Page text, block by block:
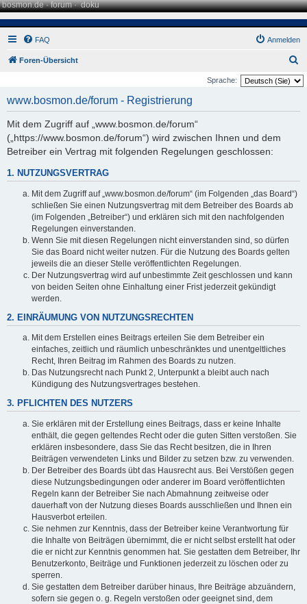
bosmon.de·forum·doku
FAQ Anmelden
Foren-Übersicht
u
Sprache:
www.bosmon.de/forum - Registrierung
Mit dem Zugriff auf „www.bosmon.de/forum“
(„https://www.bosmon.de/forum“) wird zwischen Ihnen und dem
Betreiber ein Vertrag mit folgenden Regelungen geschlossen:
1. NUTZUNGSVERTRAG
Mit dem Zugriff auf „www.bosmon.de/forum“ (im Folgenden „das Board“)
schließen Sie einen Nutzungsvertrag mit dem Betreiber des Boards ab
(im Folgenden „Betreiber“) und erklären sich mit den nachfolgenden
Regelungen einverstanden.
Wenn Sie mit diesen Regelungen nicht einverstanden sind, so dürfen
Sie das Board nicht weiter nutzen. Für die Nutzung des Boards gelten
jeweils die an dieser Stelle veröffentlichten Regelungen.
Der Nutzungsvertrag wird auf unbestimmte Zeit geschlossen und kann
von beiden Seiten ohne Einhaltung einer Frist jederzeit gekündigt
werden.
2. EINRÄUMUNG VON NUTZUNGSRECHTEN
Mit dem Erstellen eines Beitrags erteilen Sie dem Betreiber ein
einfaches, zeitlich und räumlich unbeschränktes und unentgeltliches
Recht, Ihren Beitrag im Rahmen des Boards zu nutzen.
Das Nutzungsrecht nach Punkt 2, Unterpunkt a bleibt auch nach
Kündigung des Nutzungsvertrages bestehen.
3. PFLICHTEN DES NUTZERS
Sie erklären mit der Erstellung eines Beitrags, dass er keine Inhalte
enthält, die gegen geltendes Recht oder die guten Sitten verstoßen. Sie
erklären insbesondere, dass Sie das Recht besitzen, die in Ihren
Beiträgen verwendeten Links und Bilder zu setzen bzw. zu verwenden.
Der Betreiber des Boards übt das Hausrecht aus. Bei Verstößen gegen
diese Nutzungsbedingungen oder anderer im Board veröffentlichten
Regeln kann der Betreiber Sie nach Abmahnung zeitweise oder
dauerhaft von der Nutzung dieses Boards ausschließen und Ihnen ein
Hausverbot erteilen.
Sie nehmen zur Kenntnis, dass der Betreiber keine Verantwortung für
die Inhalte von Beiträgen übernimmt, die er nicht selbst erstellt hat oder
die er nicht zur Kenntnis genommen hat. Sie gestatten dem Betreiber, Ihr
Benutzerkonto, Beiträge und Funktionen jederzeit zu löschen oder zu
sperren.
Sie gestatten dem Betreiber darüber hinaus, Ihre Beiträge abzuändern,
sofern sie gegen o. g. Regeln verstoßen oder geeignet sind, dem